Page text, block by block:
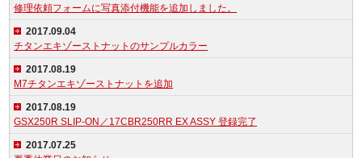
修理依頼フォームに写真添付機能を追加しました。
2017.09.04
チタンエキゾーストナットのサンプルカラー
2017.08.19
M7チタンエキゾーストナットを追加
2017.08.19
GSX250R SLIP-ON／17CBR250RR EX ASSY 登録完了
2017.07.25